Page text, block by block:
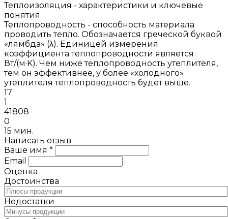
Теплоизоляция - характеристики и ключевые
понятия
Теплопроводность - способность материала
проводить тепло. Обозначается греческой буквой
«лямбда» (λ). Единицей измерения
коэффициента теплопроводности является
Вт/(м·K). Чем ниже теплопроводность утеплителя,
тем он эффективнее, у более «холодного»
утеплителя теплопроводность будет выше.
17
1
41808
0
15 мин.
Написать отзыв
Ваше имя *
Email
Оценка
Достоинства
Недостатки